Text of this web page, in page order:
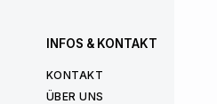
INFOS & KONTAKT
KONTAKT
ÜBER UNS